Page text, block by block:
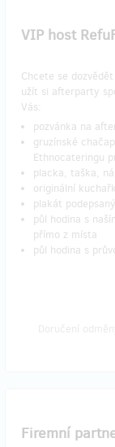
VIP host
Chcete se
užít si afterparty
Vás:
pozvánka na
gruzínské
Ethnocateringu
placka, taška,
originální
plakát
půl hodina s
přímo z místa
půl hodina s
Firemní